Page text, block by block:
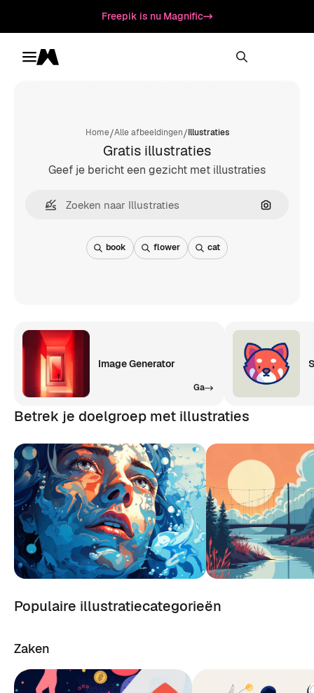
Freepik is nu Magnific
Toggle menu
Magnific
Home/Alle afbeeldingen/Illustraties
Gratis illustraties
Geef je bericht een gezicht met illustraties
Zoeken
book flower cat
Image Generator
Ga
Betrek je doelgroep met illustraties
Populaire illustratiecategorieën
Zaken